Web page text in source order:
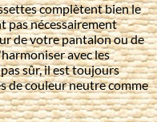
complètent bien le
pas nécessairement
de votre pantalon ou de
avec les
sûr, il est toujours
de couleur neutre comme